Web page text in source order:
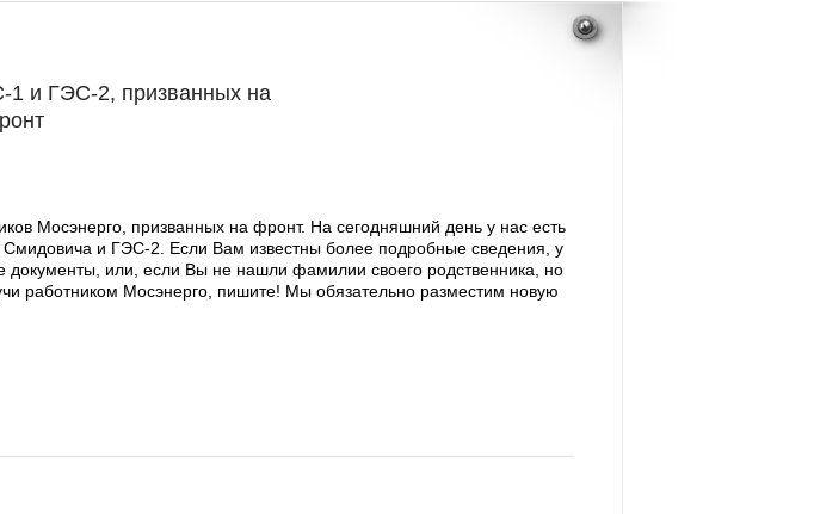
1 и ГЭС-2, призванных на
Мосэнерго, призванных на фронт. На сегодняшний день у нас есть
и ГЭС-2. Если Вам известны более подробные сведения, у
или, если Вы не нашли фамилии своего родственника, но
работником Мосэнерго, пишите! Мы обязательно разместим новую